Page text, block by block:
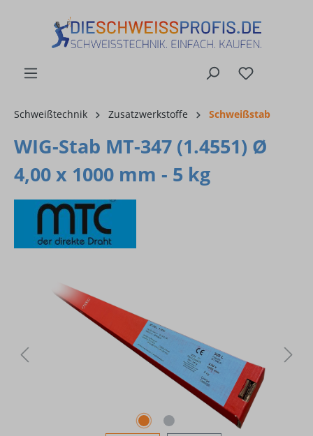
Schweißtechnik Zusatzwerkstoffe Schweißstab
WIG-Stab MT-347 (1.4551) Ø
4,00 x 1000 mm - 5 kg
Bildergalerie überspringen